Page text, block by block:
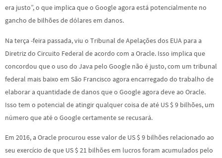
era justo”, o que implica que o Google agora está potencialmente no
gancho de bilhões de dólares em danos.
Na terça -feira passada, viu o Tribunal de Apelações dos EUA para a
Diretriz do Circuito Federal de acordo com a Oracle. Isso implica que
concordou que o uso do Java pelo Google não é justo, com um tribunal
federal mais baixo em São Francisco agora encarregado do trabalho de
elaborar a quantidade de danos que o Google agora deve ao Oracle.
Isso tem o potencial de atingir qualquer coisa de até US $ 9 bilhões, um
número que até o Google certamente se recusará.
Em 2016, a Oracle procurou esse valor de US $ 9 bilhões relacionado ao
seu exercício de que US $ 21 bilhões em lucros foram acumulados pelo